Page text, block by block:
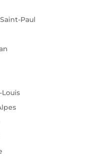
Paul